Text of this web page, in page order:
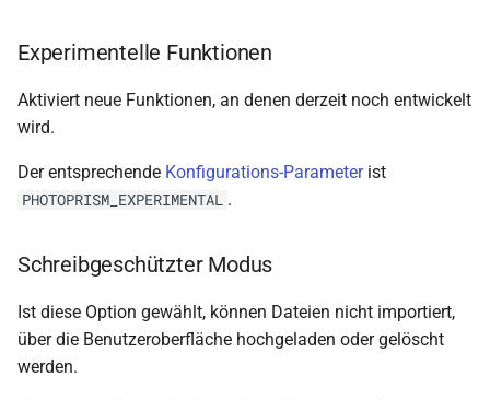
Maximale PNG Größe
Dateikonvertierung
Darktable deaktivieren
Presets anwenden
ImageMagick deaktivieren
FFmpeg deaktivieren
Experimentelle Funktionen
Aktiviert neue Funktionen, an denen derzeit noch entwickelt
wird.
Der entsprechende Konfigurations-Parameterist
PHOTOPRISM_EXPERIMENTAL .
Schreibgeschützter Modus
Ist diese Option gewählt, können Dateien nicht importiert,
über die Benutzeroberfläche hochgeladen oder gelöscht
werden.